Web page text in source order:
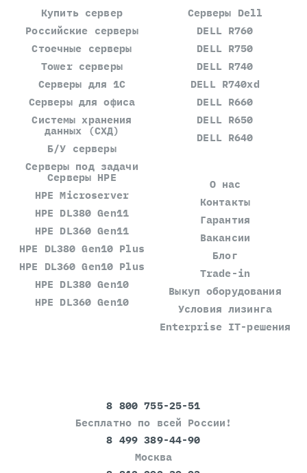
Купить сервер
Российские серверы
Стоечные серверы
Tower серверы
Серверы для 1С
Серверы для офиса
Системы хранения
данных (СХД)
Б/У серверы
Серверы под задачи
Серверы Dell
DELL R760
DELL R750
DELL R740
DELL R740xd
DELL R660
DELL R650
DELL R640
Серверы HPE
HPE Microserver
HPE DL380 Gen11
HPE DL360 Gen11
HPE DL380 Gen10 Plus
HPE DL360 Gen10 Plus
HPE DL380 Gen10
HPE DL360 Gen10
О нас
Контакты
Гарантия
Вакансии
Блог
Trade-in
Выкуп оборудования
Условия лизинга
Enterprise IT-решения
8 800 755-25-51
Бесплатно по всей России!
8 499 389-44-90
Москва